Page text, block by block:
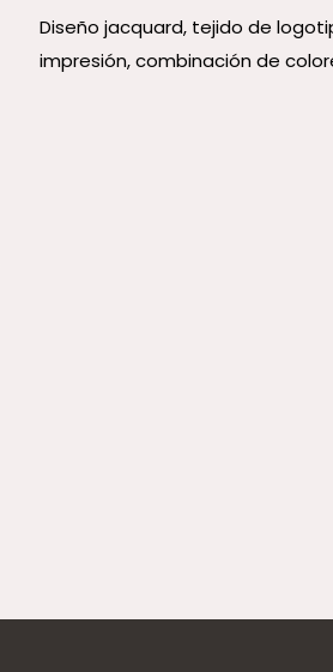
Diseño jacquard, tejido de
impresión, combinación de